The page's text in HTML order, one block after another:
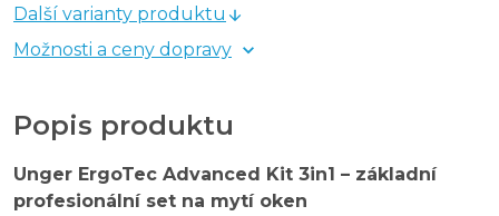
Další varianty produktu
Možnosti a ceny dopravy
Popis produktu
Unger ErgoTec Advanced Kit 3in1 – základní
profesionální set na mytí oken